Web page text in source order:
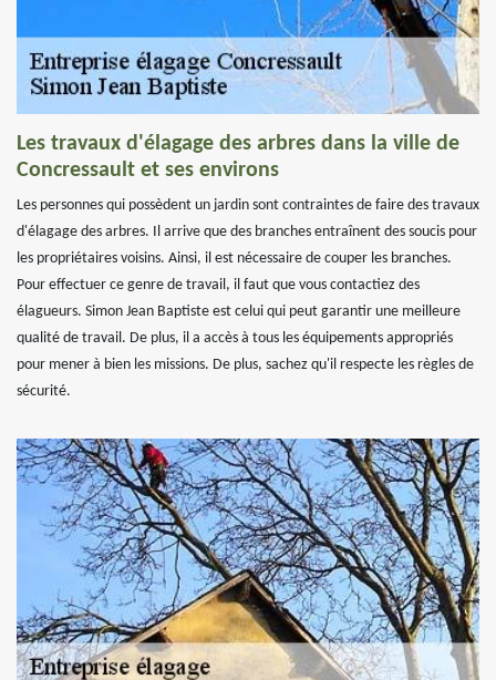
Les travaux d'élagage des arbres dans la ville de
Concressault et ses environs
Les personnes qui possèdent un jardin sont contraintes de faire des travaux
d'élagage des arbres. Il arrive que des branches entraînent des soucis pour
les propriétaires voisins. Ainsi, il est nécessaire de couper les branches.
Pour effectuer ce genre de travail, il faut que vous contactiez des
élagueurs. Simon Jean Baptiste est celui qui peut garantir une meilleure
qualité de travail. De plus, il a accès à tous les équipements appropriés
pour mener à bien les missions. De plus, sachez qu'il respecte les règles de
sécurité.